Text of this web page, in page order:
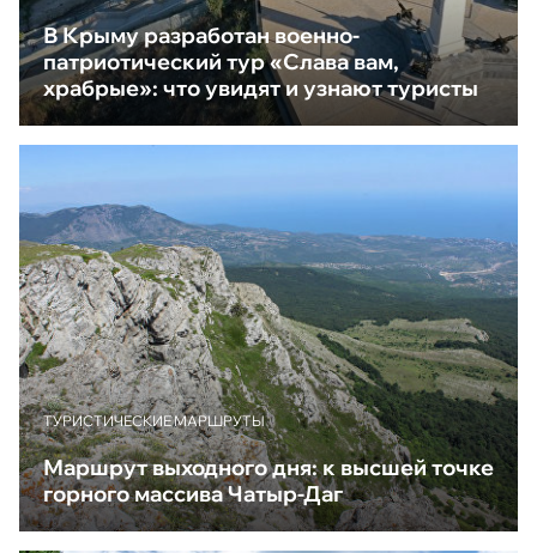
В Крыму разработан военно-
патриотический тур «Слава вам,
храбрые»: что увидят и узнают туристы
ТУРИСТИЧЕСКИЕ МАРШРУТЫ
Маршрут выходного дня: к высшей точке
горного массива Чатыр-Даг